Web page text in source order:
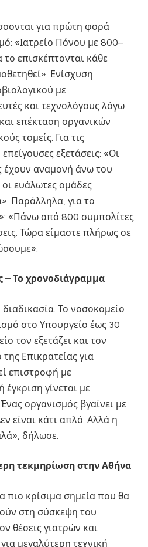
για πρώτη φορά
«Ιατρείο Πόνου με 800–
επισκέπτονται κάθε
Ενίσχυση
με
και τεχνολόγους λόγω
επέκταση οργανικών
τομείς. Για τις
εξετάσεις: «Οι
έχουν αναμονή άνω του
οι ευάλωτες ομάδες
Παράλληλα, για το
«Πάνω από 800 συμπολίτες
Τώρα είμαστε πλήρως σε
– Το χρονοδιάγραμμα
Το νοσοκομείο
στο Υπουργείο έως 30
τον εξετάζει και τον
Επικρατείας για
επιστροφή με
γίνεται με
οργανισμός βγαίνει με
είναι κάτι απλό. Αλλά η
δήλωσε.
τεκμηρίωση στην Αθήνα
πιο κρίσιμα σημεία που θα
στη σύσκεψη του
θέσεις γιατρών και
μεγαλύτερη τεχνική